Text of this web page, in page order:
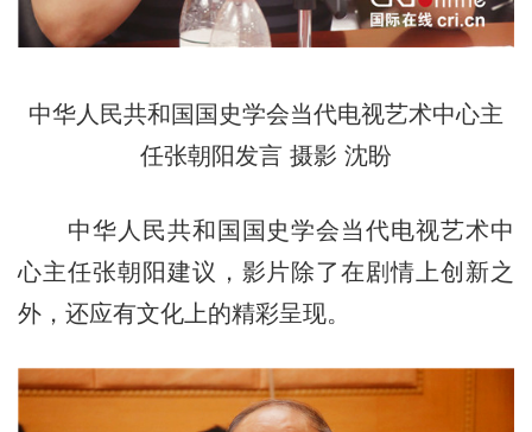
中华人民共和国国史学会当代电视艺术中心主
任张朝阳发言 摄影 沈盼
中华人民共和国国史学会当代电视艺术中
心主任张朝阳建议，影片除了在剧情上创新之
外，还应有文化上的精彩呈现。